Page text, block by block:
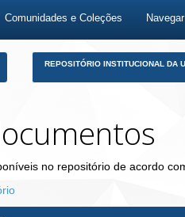
Comunidades e Coleções Navegar
REPOSITÓRIO INSTITUCIONAL DA
no repositório de acordo